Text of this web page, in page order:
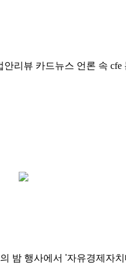
안리뷰 카드뉴스 언론 속 cfe
밤 행사에서 '자유경제자